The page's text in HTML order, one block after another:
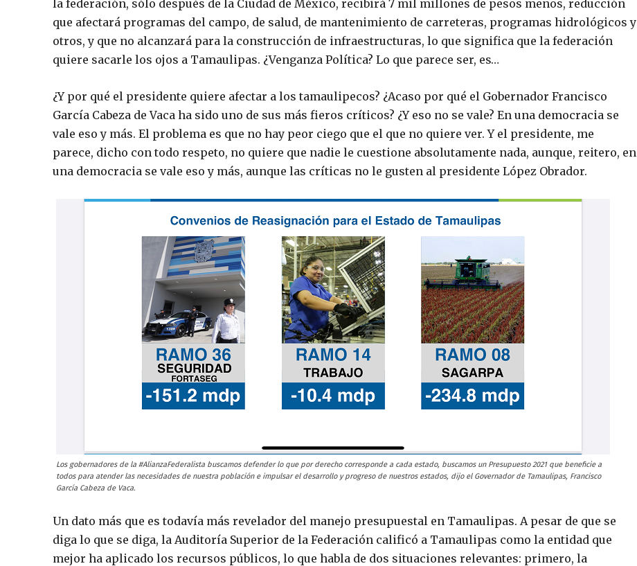
la federación, sólo después de la Ciudad de México, recibirá 7 mil millones de pesos menos, reducción
que afectará programas del campo, de salud, de mantenimiento de carreteras, programas hidrológicos y
otros, y que no alcanzará para la construcción de infraestructuras, lo que significa que la federación
quiere sacarle los ojos a Tamaulipas. ¿Venganza Política? Lo que parece ser, es…
¿Y por qué el presidente quiere afectar a los tamaulipecos? ¿Acaso por qué el Gobernador Francisco
García Cabeza de Vaca ha sido uno de sus más fieros críticos? ¿Y eso no se vale? En una democracia se
vale eso y más. El problema es que no hay peor ciego que el que no quiere ver. Y el presidente, me
parece, dicho con todo respeto, no quiere que nadie le cuestione absolutamente nada, aunque, reitero, en
una democracia se vale eso y más, aunque las críticas no le gusten al presidente López Obrador.
Los gobernadores de la #AlianzaFederalista buscamos defender lo que por derecho corresponde a cada estado, buscamos un Presupuesto 2021 que beneficie a
todos para atender las necesidades de nuestra población e impulsar el desarrollo y progreso de nuestros estados, dijo el Governador de Tamaulipas, Francisco
García Cabeza de Vaca.
Un dato más que es todavía más revelador del manejo presupuestal en Tamaulipas. A pesar de que se
diga lo que se diga, la Auditoría Superior de la Federación calificó a Tamaulipas como la entidad que
mejor ha aplicado los recursos públicos, lo que habla de dos situaciones relevantes: primero, la